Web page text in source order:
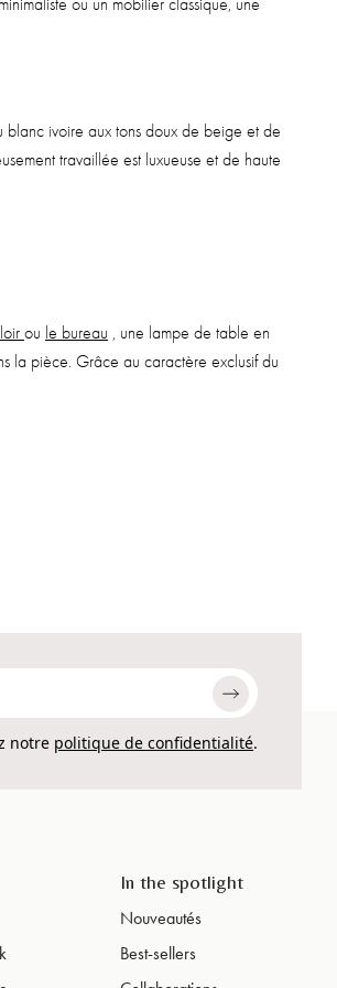
ou un mobilier classique, une
blanc ivoire aux tons doux de beige et de
travaillée est luxueuse et de haute
ou le bureau , une lampe de table en
la pièce. Grâce au caractère exclusif du
notre politique de confidentialité.
In the spotlight
Nouveautés
Best-sellers